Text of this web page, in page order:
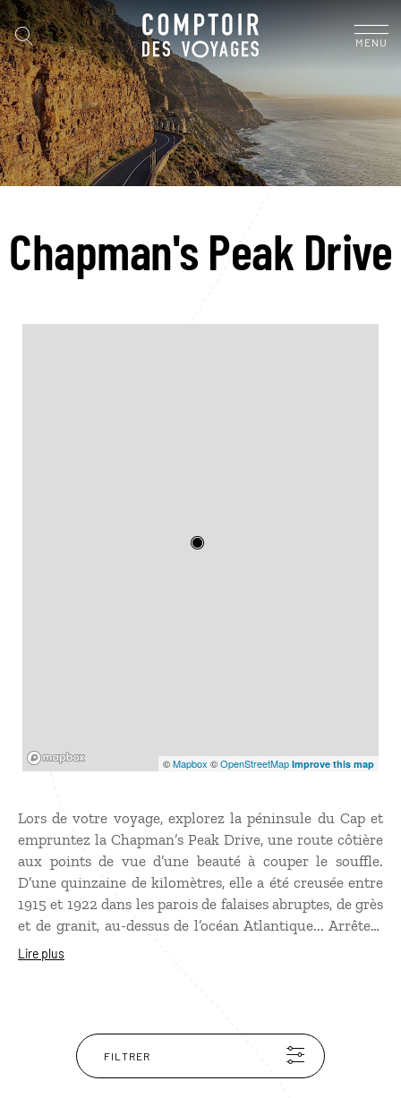
MENU
Chapman's Peak Drive
©Mapbox ©OpenStreetMap Improve this map
Lors de votre voyage, explorez la péninsule du Cap et
empruntez la Chapman’s Peak Drive, une route côtière
aux points de vue d’une beauté à couper le souffle.
D’une quinzaine de kilomètres, elle a été creusée entre
1915 et 1922 dans les parois de falaises abruptes, de grès
et de granit, au-dessus de l’océan Atlantique... Arrêtez-
vous sur les emplacements ombragés et contemplez le
pied à terre et faites quelques pas pour observer le
panorama particulièrement somptueux au coucher de
Lire plus
FILTRER